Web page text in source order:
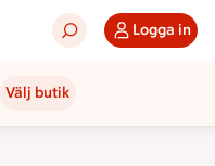
Logga in
Välj butik